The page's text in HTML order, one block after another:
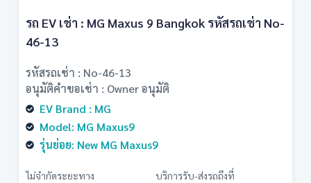
รถ EV เช่า : MG Maxus 9 Bangkok รหัสรถเช่า No-
46-13
รหัสรถเช่า : No-46-13
อนุมัติคำขอเช่า : Owner อนุมัติ
EV Brand : MG
Model: MG Maxus9
รุ่นย่อย: New MG Maxus9
ไม่จำกัดระยะทาง บริการรับ-ส่งรถถึงที่